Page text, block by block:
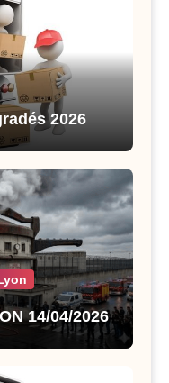
2026
14/04/2026